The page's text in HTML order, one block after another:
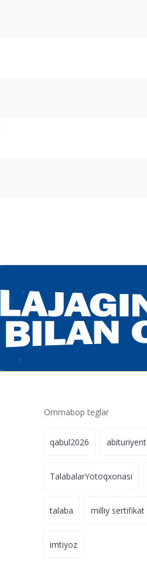
Ommabop teglar
qabul2026 abituriyent
TalabalarYotoqxonasi
talaba milliy sertifikat
imtiyoz